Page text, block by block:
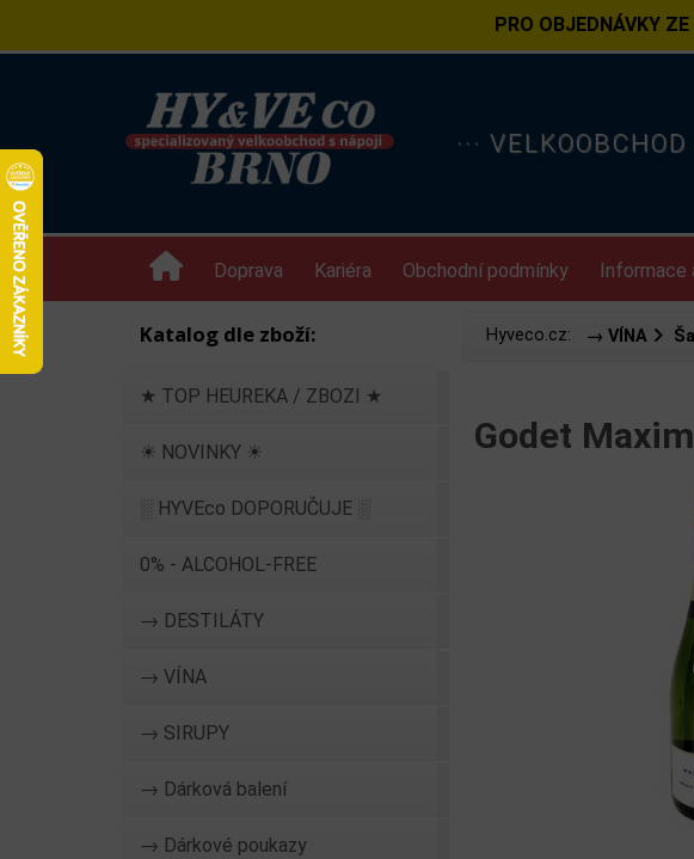
PRO OBJEDNÁVKY
···
Doprava Kariéra Obchodní podmínky Informace
Katalog dle zboží:
★ TOP HEUREKA / ZBOZI ★
☀ NOVINKY ☀
░ HYVEco DOPORUČUJE ░
0% - ALCOHOL-FREE
→ DESTILÁTY
→ VÍNA
→ SIRUPY
→ Dárková balení
→ Dárkové poukazy
Hyveco.cz: → VÍNA
Godet